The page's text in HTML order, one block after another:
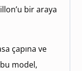
bir araya
çapına ve
model,